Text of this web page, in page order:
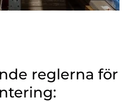
reglerna för